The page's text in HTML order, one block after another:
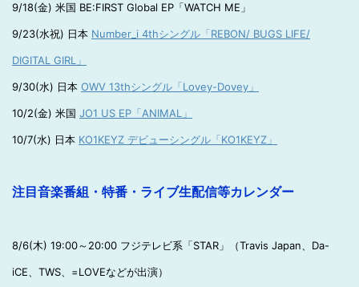
9/18(金) 米国 BE:FIRST Global EP「WATCH ME」
9/23(水祝) 日本 Number_i 4thシングル「REBON/ BUGS LIFE/
DIGITAL GIRL」
9/30(水) 日本 OWV 13thシングル「Lovey-Dovey」
10/2(金) 米国 JO1 US EP「ANIMAL」
10/7(水) 日本 KO1KEYZ デビューシングル「KO1KEYZ」
注目音楽番組・特番・ライブ生配信等カレンダー
8/6(木) 19:00～20:00 フジテレビ系「STAR」（Travis Japan、Da-
iCE、TWS、=LOVEなどが出演）